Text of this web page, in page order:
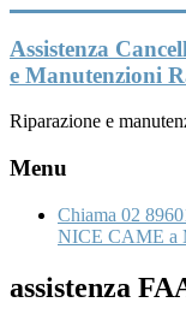
al
contenuto
Assistenza
e Manutenzioni
Riparazione e
Menu
Chiama 02
NICE CAME a
assistenza